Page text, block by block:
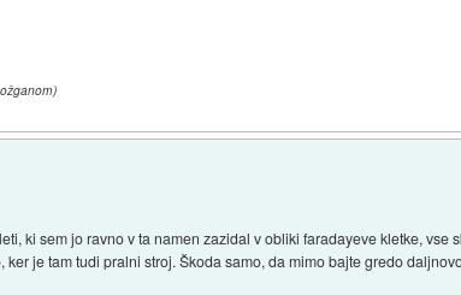
ki sem jo ravno v ta namen zazidal v obliki faradayeve kletke, vse
je tam tudi pralni stroj. Škoda samo, da mimo bajte gredo